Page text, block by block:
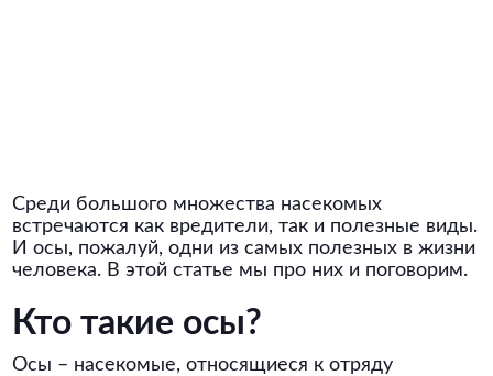
Среди большого множества насекомых
встречаются как вредители, так и полезные виды.
И осы, пожалуй, одни из самых полезных в жизни
человека. В этой статье мы про них и поговорим.
Кто такие осы?
Осы – насекомые, относящиеся к отряду